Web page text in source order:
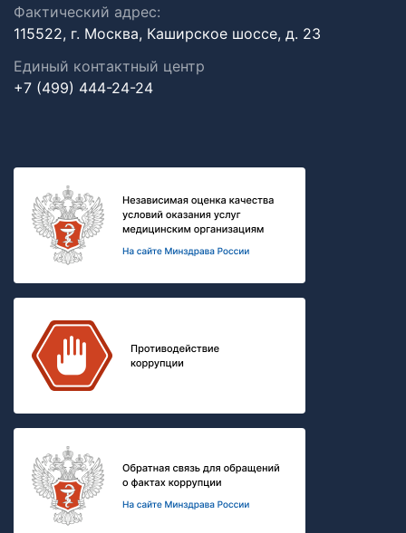
Фактический адрес:
115522, г. Москва, Каширское шоссе, д. 23
Единый контактный центр
+7 (499) 444-24-24